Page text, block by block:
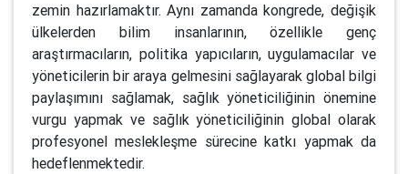
zemin hazırlamaktır. Aynı zamanda kongrede, değişik
ülkelerden bilim insanlarının, özellikle genç
araştırmacıların, politika yapıcıların, uygulamacılar ve
yöneticilerin bir araya gelmesini sağlayarak global bilgi
paylaşımını sağlamak, sağlık yöneticiliğinin önemine
vurgu yapmak ve sağlık yöneticiliğinin global olarak
profesyonel meslekleşme sürecine katkı yapmak da
hedeflenmektedir.